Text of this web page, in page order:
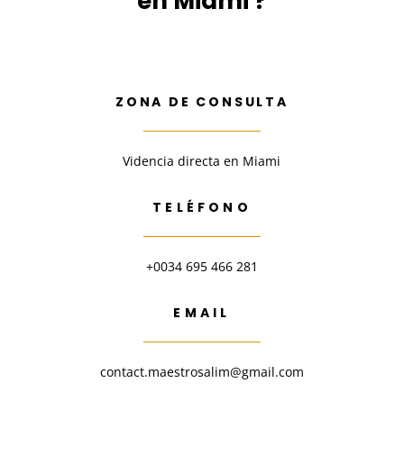
ZONA DE CONSULTA
Videncia directa en Miami
TELÉFONO
+0034 695 466 281
EMAIL
contact.maestrosalim@gmail.com